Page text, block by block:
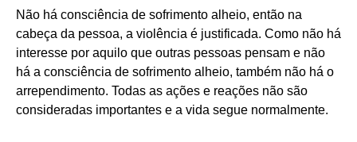
Não há consciência de sofrimento alheio, então na
cabeça da pessoa, a violência é justificada. Como não há
interesse por aquilo que outras pessoas pensam e não
há a consciência de sofrimento alheio, também não há o
arrependimento. Todas as ações e reações não são
consideradas importantes e a vida segue normalmente.